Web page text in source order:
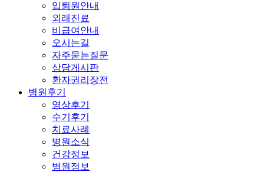
입퇴원안내
외래진료
비급여안내
오시는길
자주묻는질문
상담게시판
환자권리장전
병원후기
영상후기
수기후기
치료사례
병원소식
건강정보
병원정보